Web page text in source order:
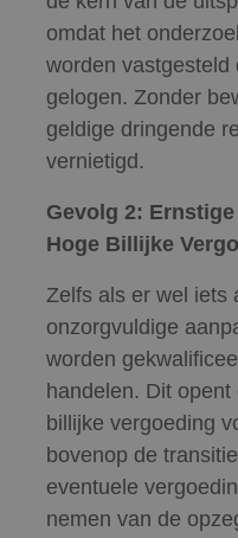
omdat het
worden vastgesteld
gelogen. Zonder
geldige dringende
vernietigd.
Gevolg 2:
Hoge Billijke
Zelfs als er wel iets
onzorgvuldige
worden
handelen. Dit
billijke vergoeding
bovenop de
eventuele
nemen van de